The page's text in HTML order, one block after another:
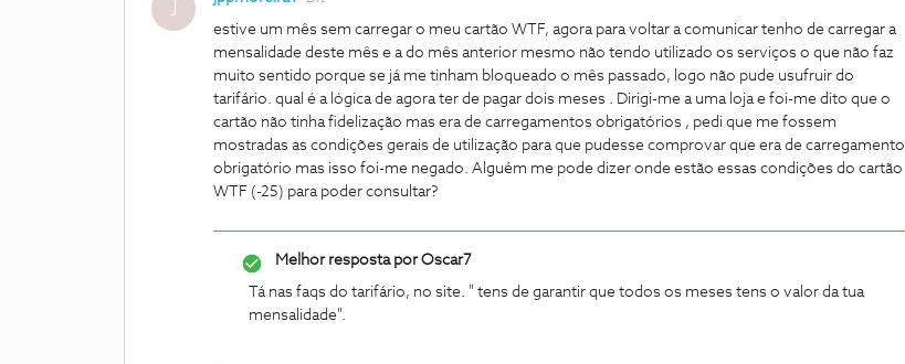
J
estive um mês sem carregar o meu cartão WTF, agora para voltar a comunicar tenho de carregar a
mensalidade deste mês e a do mês anterior mesmo não tendo utilizado os serviços o que não faz
muito sentido porque se já me tinham bloqueado o mês passado, logo não pude usufruir do
tarifário. qual é a lógica de agora ter de pagar dois meses . Dirigi-me a uma loja e foi-me dito que o
cartão não tinha fidelização mas era de carregamentos obrigatórios , pedi que me fossem
mostradas as condições gerais de utilização para que pudesse comprovar que era de carregamento
obrigatório mas isso foi-me negado. Alguém me pode dizer onde estão essas condições do cartão
WTF (-25) para poder consultar?
Melhor resposta porOscar7
Tá nas faqs do tarifário, no site. " tens de garantir que todos os meses tens o valor da tua
mensalidade".